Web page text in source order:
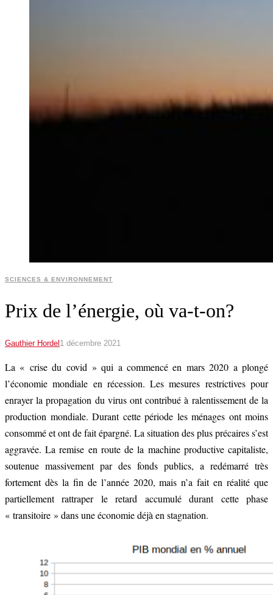
SCIENCES & ENVIRONNEMENT
Prix de l’énergie, où va-t-on?
Gauthier Hordel 1 décembre 2021
La « crise du covid » qui a commencé en mars 2020 a plongé
l’économie mondiale en récession. Les mesures restrictives pour
enrayer la propagation du virus ont contribué à ralentissement de la
production mondiale. Durant cette période les ménages ont moins
consommé et ont de fait épargné. La situation des plus précaires s’est
aggravée. La remise en route de la machine productive capitaliste,
soutenue massivement par des fonds publics, a redémarré très
fortement dès la fin de l’année 2020, mais n’a fait en réalité que
partiellement rattraper le retard accumulé durant cette phase
« transitoire » dans une économie déjà en stagnation.